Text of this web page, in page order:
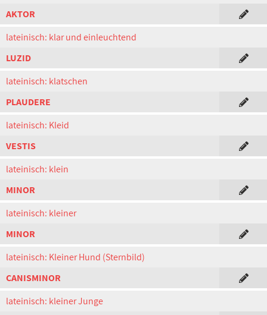
AKTOR
lateinisch: klar und einleuchtend
LUZID
lateinisch: klatschen
PLAUDERE
lateinisch: Kleid
VESTIS
lateinisch: klein
MINOR
lateinisch: kleiner
MINOR
lateinisch: Kleiner Hund (Sternbild)
CANISMINOR
lateinisch: kleiner Junge